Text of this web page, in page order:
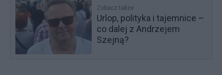
Zobacz także
Urlop, polityka i tajemnice –
co dalej z Andrzejem
Szejną?